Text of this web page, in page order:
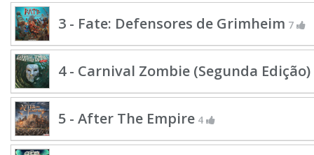
3 - Fate: Defensores de Grimheim 7
4 - Carnival Zombie (Segunda Edição)
5 - After The Empire 4